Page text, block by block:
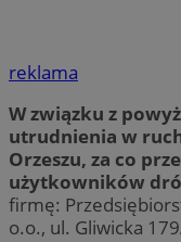
reklama
W związku z
utrudnienia w
Orzeszu, za co
użytkowników
firmę:
o.o., ul. Gliwicka